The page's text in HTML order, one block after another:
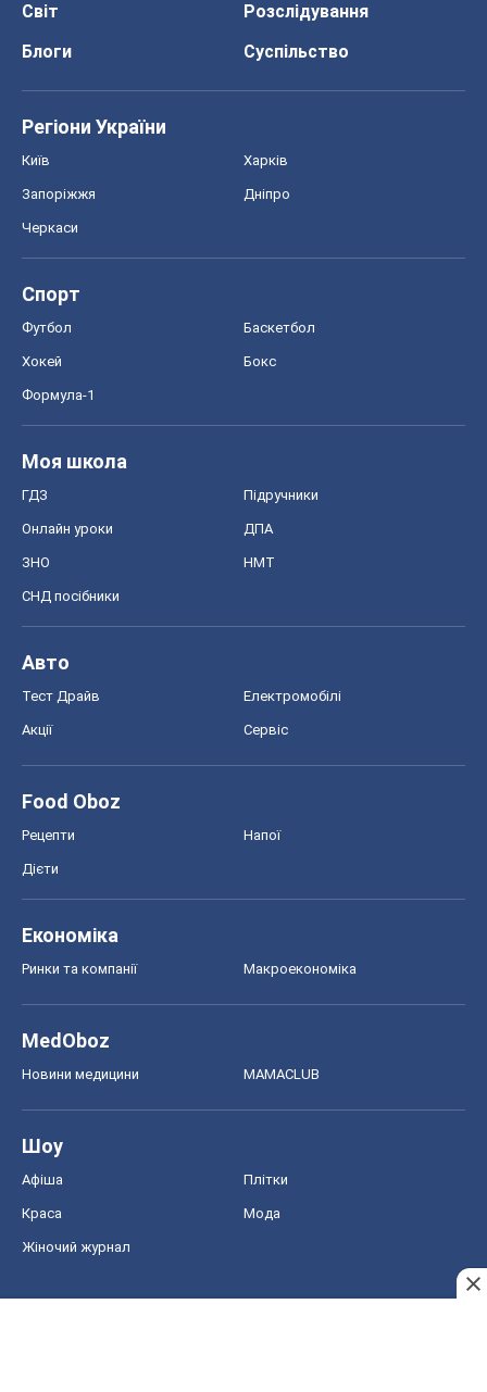
Світ
Розслідування
Блоги
Суспільство
Регіони України
Київ Харків
Запоріжжя Дніпро
Черкаси
Спорт
Футбол Баскетбол
Хокей Бокс
Формула-1
Моя школа
ГДЗ Підручники
Онлайн уроки ДПА
ЗНО НМТ
СНД посібники
Авто
Тест Драйв Електромобілі
Акції Сервіс
Food Oboz
Рецепти Напої
Дієти
Економіка
Ринки та компанії Макроекономіка
MedOboz
Новини медицини MAMACLUB
Шоу
Афіша Плітки
Краса Мода
Жіночий журнал